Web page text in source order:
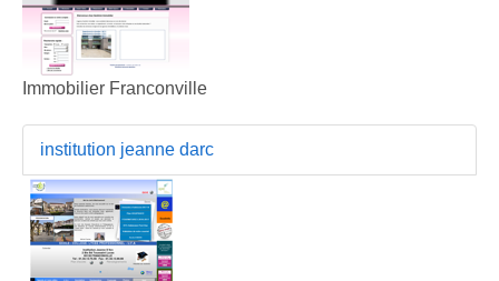
Immobilier Franconville
institution jeanne darc